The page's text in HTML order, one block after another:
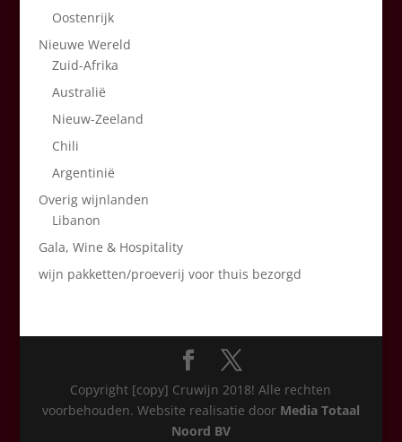
Oostenrijk
Nieuwe Wereld
Zuid-Afrika
Australië
Nieuw-Zeeland
Chili
Argentinië
Overig wijnlanden
Libanon
Gala, Wine & Hospitality
wijn pakketten/proeverij voor thuis bezorgd
Copyright [copy] Cruwijn 2018! Alle rechten
voorbehouden. Website realisatie door Media Totaal
Noord BV